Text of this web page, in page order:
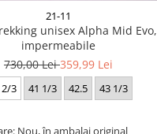
21-11
unisex Alpha Mid Evo,
impermeabile
730,00 Lei359,99 Lei
2/3 41 1/3 42.5 43 1/3